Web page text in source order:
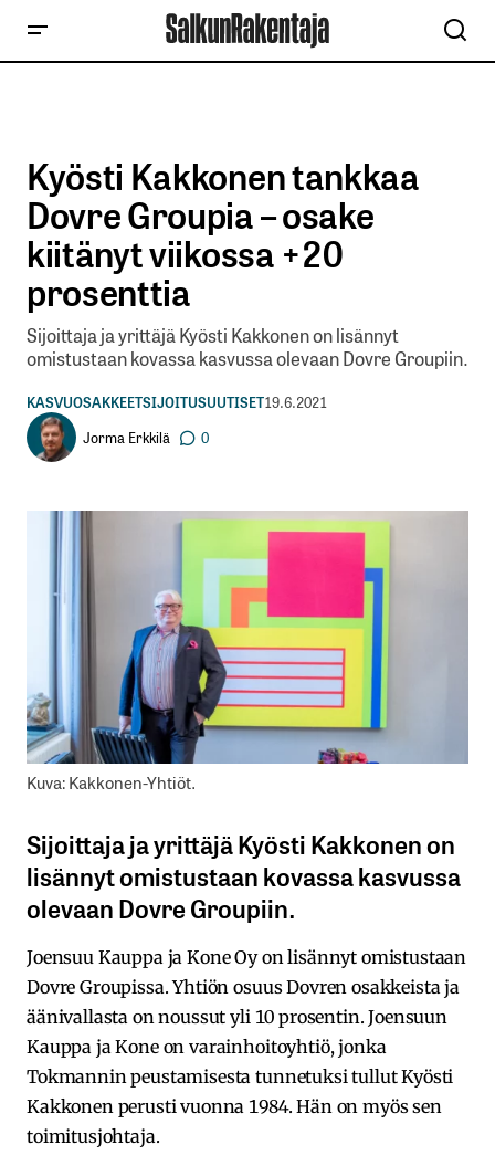
Kyösti Kakkonen tankkaa
Dovre Groupia – osake
kiitänyt viikossa +20
prosenttia
Sijoittaja ja yrittäjä Kyösti Kakkonen on lisännyt
omistustaan kovassa kasvussa olevaan Dovre Groupiin.
KASVUOSAKKEETSIJOITUSUUTISET19.6.2021
Jorma Erkkilä
0
Kuva: Kakkonen-Yhtiöt.
Sijoittaja ja yrittäjä Kyösti Kakkonen on
lisännyt omistustaan kovassa kasvussa
olevaan Dovre Groupiin.
Joensuu Kauppa ja Kone Oy on lisännyt omistustaan
Dovre Groupissa. Yhtiön osuus Dovren osakkeista ja
äänivallasta on noussut yli 10 prosentin. Joensuun
Kauppa ja Kone on varainhoitoyhtiö, jonka
Tokmannin peustamisesta tunnetuksi tullut Kyösti
Kakkonen perusti vuonna 1984. Hän on myös sen
toimitusjohtaja.